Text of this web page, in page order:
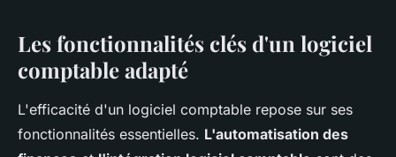
Les fonctionnalités clés d'un logiciel
comptable adapté
L'efficacité d'un logiciel comptable repose sur ses
fonctionnalités essentielles. L'automatisation des